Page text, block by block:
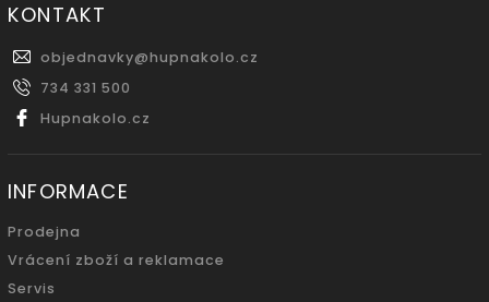
KONTAKT
objednavky@hupnakolo.cz
734 331 500
Hupnakolo.cz
INFORMACE
Prodejna
Vrácení zboží a reklamace
Servis